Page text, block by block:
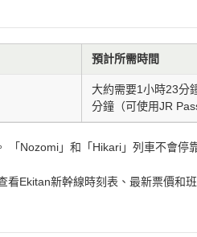
預計所需時間
大約需要1小時23分
分鐘（可使用JR
Nozomi」和「Hikari」列車不會停
Ekitan新幹線時刻表、最新票價和班